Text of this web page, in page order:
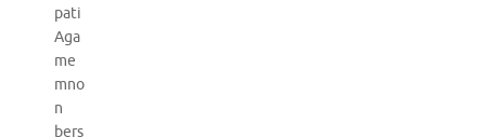
pati
Aga
me
mno
n
bers